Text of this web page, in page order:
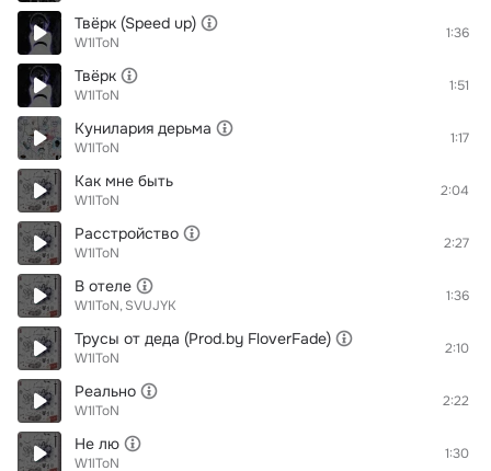
Твёрк (Speed up)
W1lToN
1:36
Твёрк
W1lToN
1:51
Кунилария дерьма
W1lToN
1:17
Как мне быть
W1lToN
2:04
Расстройство
W1lToN
2:27
В отеле
W1lToN SVUJYK
1:36
Трусы от деда (Prod.by FloverFade)
W1lToN
2:10
Реально
W1lToN
2:22
Не лю
W1lToN
1:30